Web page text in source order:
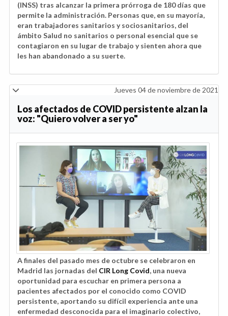
(INSS) tras alcanzar la primera prórroga de 180 días que
permite la administración. Personas que, en su mayoría,
eran trabajadores sanitarios y sociosanitarios, del
ámbito Salud no sanitarios o personal esencial que se
contagiaron en su lugar de trabajo y sienten ahora que
les han abandonado a su suerte.
Jueves 04 de noviembre de 2021
Los afectados de COVID persistente alzan la
voz: "Quiero volver a ser yo"
A finales del pasado mes de octubre se celebraron en
Madrid las jornadas del CIR Long Covid, una nueva
oportunidad para escuchar en primera persona a
pacientes afectados por el conocido como COVID
persistente, aportando su difícil experiencia ante una
enfermedad desconocida para el imaginario colectivo,